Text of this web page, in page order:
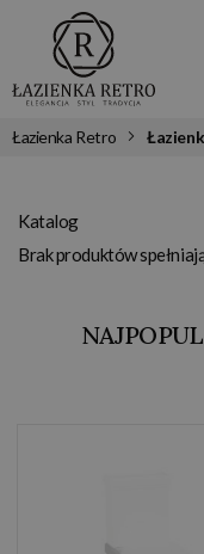
Łazienka Retro
Katalog
Brak produktów